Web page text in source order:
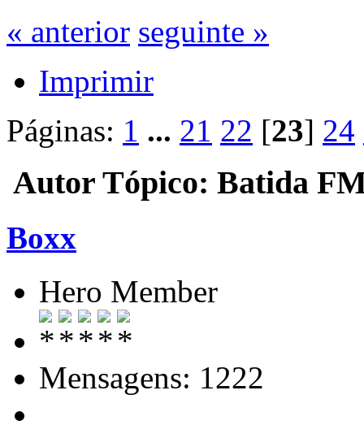
« anterior seguinte »
Imprimir
Páginas: 1 ... 21 22 [23] 24
Autor Tópico: Batida
Boxx
Hero Member
Mensagens: 1222